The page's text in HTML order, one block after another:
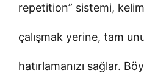
repetition” sistemi,
çalışmak yerine, tam
hatırlamanızı sağlar.